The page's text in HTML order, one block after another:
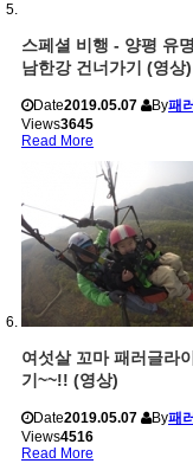
스페셜 비행 - 양평 유
남한강 건너가기 (영상)
Date2019.05.07 By패
Views3645
Read More
여섯살 꼬마 패러글라
기~~!! (영상)
Date2019.05.07 By패
Views4516
Read More